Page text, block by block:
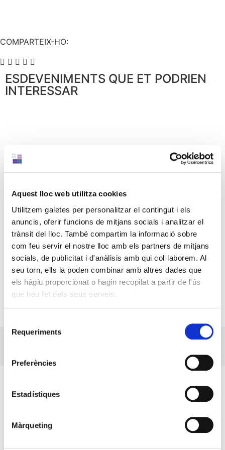
Aquest lloc web utilitza cookies
Utilitzem galetes per personalitzar el contingut i els
anuncis, oferir funcions de mitjans socials i analitzar el
trànsit del lloc. També compartim la informació sobre
com feu servir el nostre lloc amb els partners de mitjans
socials, de publicitat i d'anàlisis amb qui col·laborem. Al
seu torn, ells la poden combinar amb altres dades que
els hàgiu proporcionat o hagin recopilat a partir de l'ús
que heu fet dels seus serveis.
Requeriments
Preferències
Estadístiques
Màrqueting
COMPARTEIX-HO:
ESDEVENIMENTS QUE ET PODRIEN
INTERESSAR